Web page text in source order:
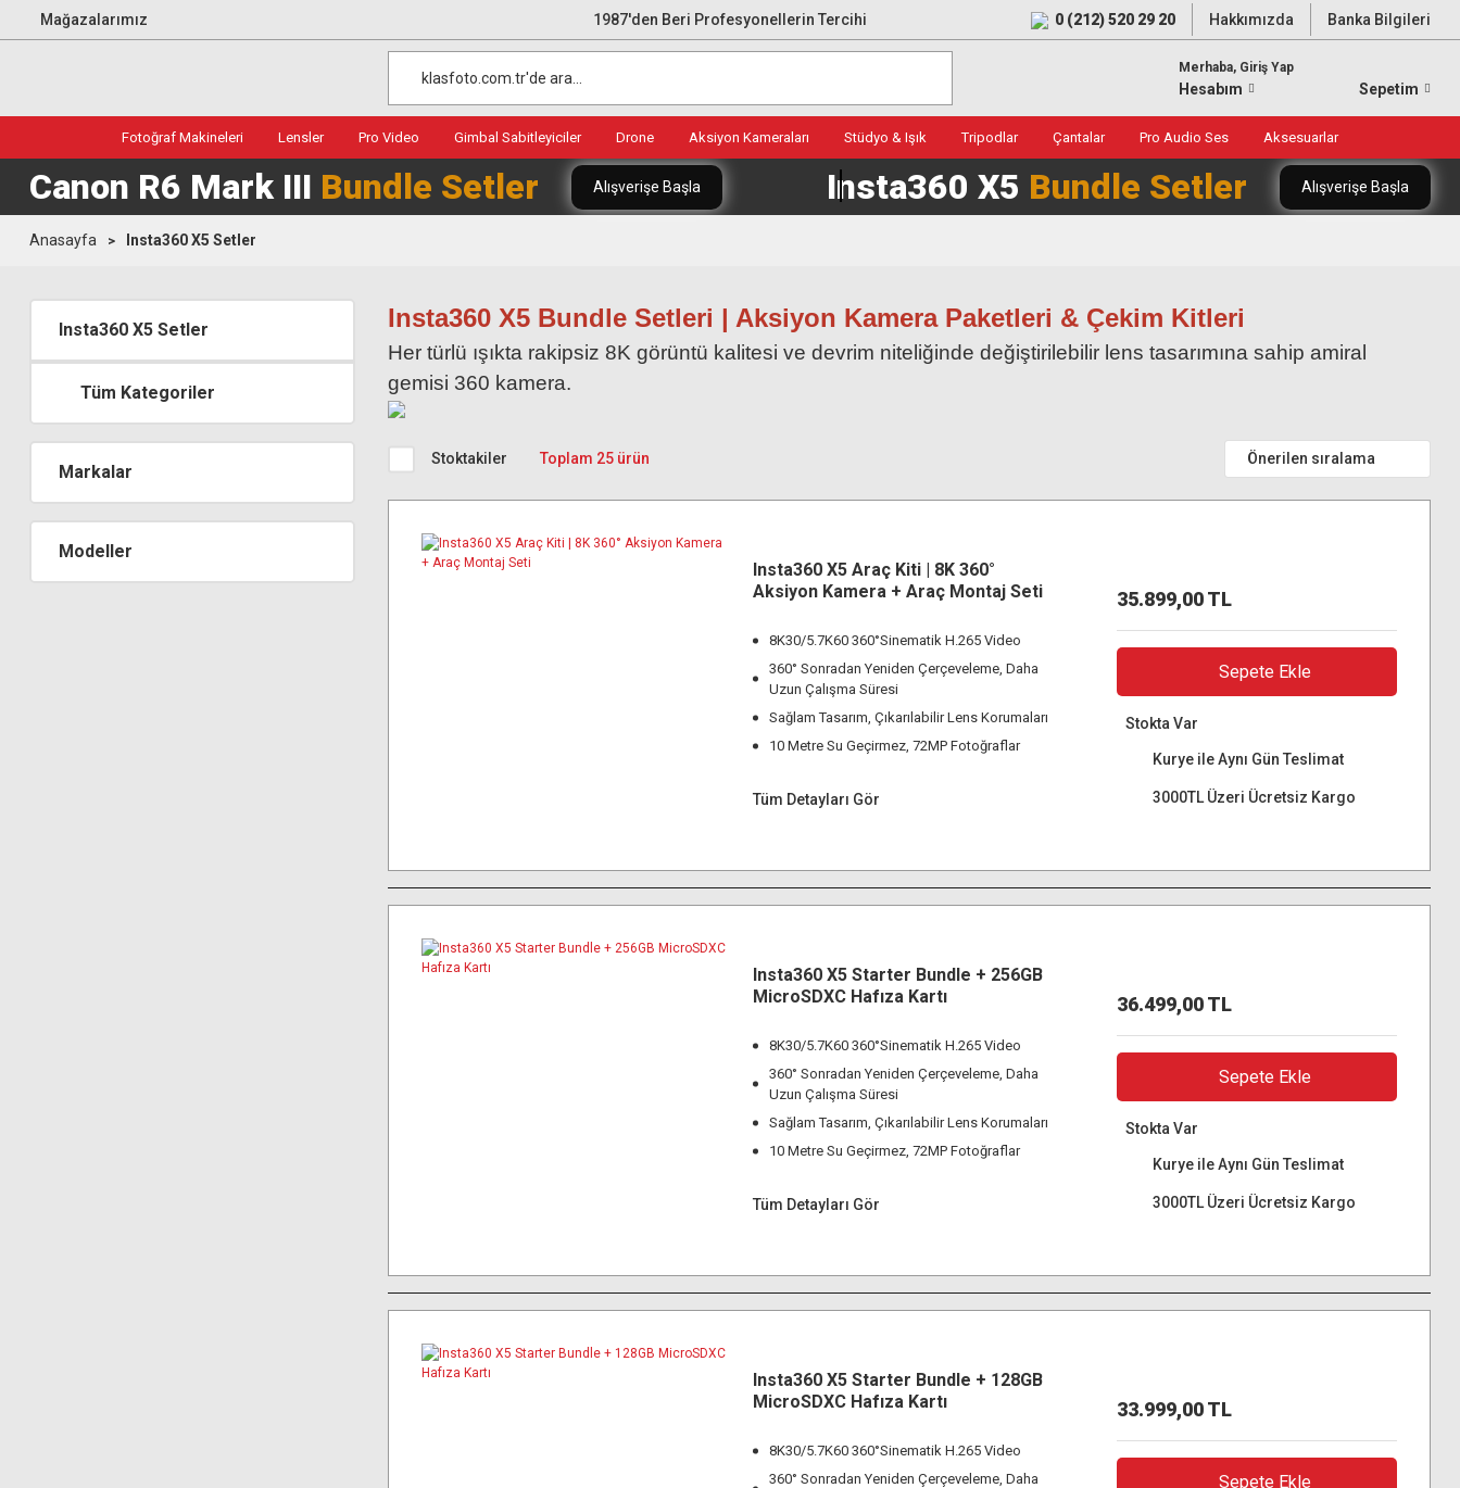
Mağazalarımız 1987'den Beri Profesyonellerin Tercihi 0 (212) 520 29 20 Hakkımızda Banka Bilgileri
Merhaba, Giriş Yap
Hesabım Sepetim
Fotoğraf Makineleri Lensler Pro Video Gimbal Sabitleyiciler Drone Aksiyon Kameraları Stüdyo & Işık Tripodlar Çantalar Pro Audio Ses Aksesuarlar
Canon R6 Mark III Bundle Setler Alışverişe Başla Insta360 X5 Bundle Setler Alışverişe Başla
Anasayfa Insta360 X5 Setler
Insta360 X5 Setler
Tüm Kategoriler
Markalar
Modeller
Insta360 X5 Bundle Setleri | Aksiyon Kamera Paketleri & Çekim Kitleri
Her türlü ışıkta rakipsiz 8K görüntü kalitesi ve devrim niteliğinde değiştirilebilir lens tasarımına sahip amiral
gemisi 360 kamera.
Stoktakiler Toplam 25 ürün
Insta360 X5 Araç Kiti | 8K 360°
Aksiyon Kamera + Araç Montaj Seti
8K30/5.7K60 360°Sinematik H.265 Video
360° Sonradan Yeniden Çerçeveleme, Daha
Uzun Çalışma Süresi
Sağlam Tasarım, Çıkarılabilir Lens Korumaları
10 Metre Su Geçirmez, 72MP Fotoğraflar
Tüm Detayları Gör
35.899,00 TL
Sepete Ekle
Stokta Var
Kurye ile Aynı Gün Teslimat
3000TL Üzeri Ücretsiz Kargo
Insta360 X5 Starter Bundle + 256GB
MicroSDXC Hafıza Kartı
8K30/5.7K60 360°Sinematik H.265 Video
360° Sonradan Yeniden Çerçeveleme, Daha
Uzun Çalışma Süresi
Sağlam Tasarım, Çıkarılabilir Lens Korumaları
10 Metre Su Geçirmez, 72MP Fotoğraflar
Tüm Detayları Gör
36.499,00 TL
Sepete Ekle
Stokta Var
Kurye ile Aynı Gün Teslimat
3000TL Üzeri Ücretsiz Kargo
Insta360 X5 Starter Bundle + 128GB
MicroSDXC Hafıza Kartı
8K30/5.7K60 360°Sinematik H.265 Video
360° Sonradan Yeniden Çerçeveleme, Daha
33.999,00 TL
Sepete Ekle